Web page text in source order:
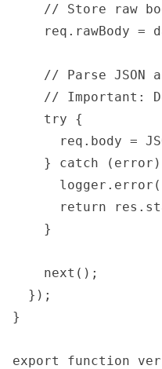
// Store raw
req.rawBody =
// Parse JSON
// Important:
    try {
req.body =
} catch
return
    }
    next();
  });
}
export function